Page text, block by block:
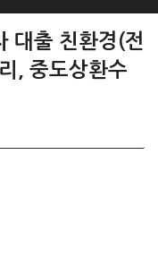
대출 친환경(전
, 중도상환수